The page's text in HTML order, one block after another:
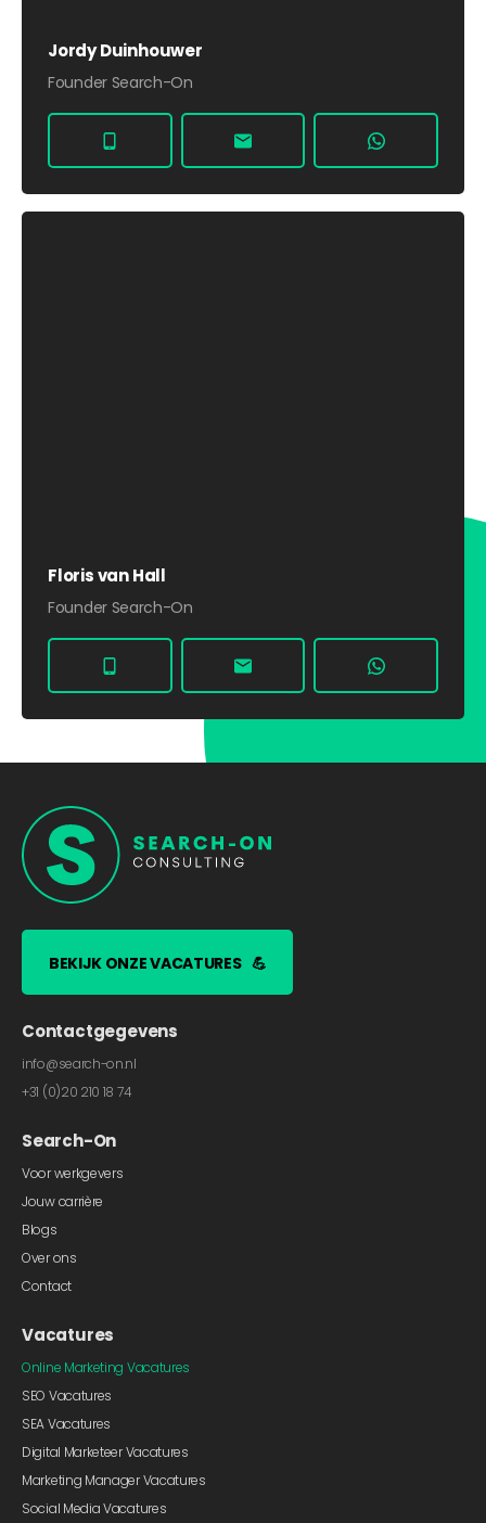
Jordy Duinhouwer
Founder Search-On
Floris van Hall
Founder Search-On
BEKIJK ONZE VACATURES 💪
Contactgegevens
info@search-on.nl
+31 (0)20 210 18 74
Search-On
Voor werkgevers
Jouw carrière
Blogs
Over ons
Contact
Vacatures
Online Marketing Vacatures
SEO Vacatures
SEA Vacatures
Digital Marketeer Vacatures
Marketing Manager Vacatures
Social Media Vacatures